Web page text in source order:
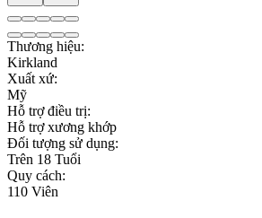
Thương hiệu:
Kirkland
Xuất xứ:
Mỹ
Hỗ trợ điều trị:
Hỗ trợ xương khớp
Đối tượng sử dụng:
Trên 18 Tuổi
Quy cách:
110 Viên